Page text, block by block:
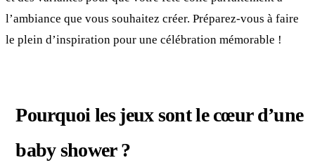
l’ambiance que vous souhaitez créer. Préparez-vous à faire
le plein d’inspiration pour une célébration mémorable !
Pourquoi les jeux sont le cœur d’une
baby shower ?